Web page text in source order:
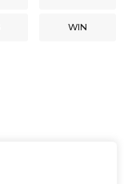
WIN